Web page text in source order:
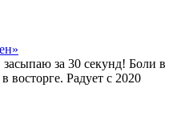
за 30 секунд! Боли в
восторге. Радует с 2020